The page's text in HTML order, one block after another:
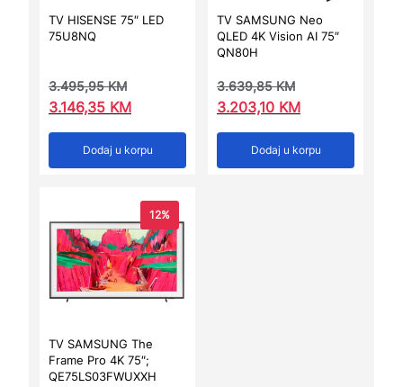
TV HISENSE 75″ LED
75U8NQ
3.495,95KM
3.146,35 KM
Dodaj u korpu
TV SAMSUNG Neo
QLED 4K Vision AI 75″
QN80H
3.639,85KM
3.203,10 KM
Dodaj u korpu
12%
TV SAMSUNG The
Frame Pro 4K 75″;
QE75LS03FWUXXH